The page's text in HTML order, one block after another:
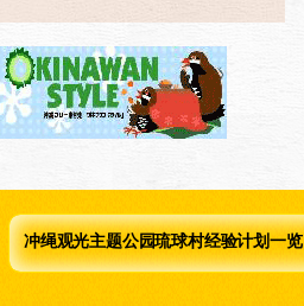
冲绳观光主题公园琉球村经验计划一览